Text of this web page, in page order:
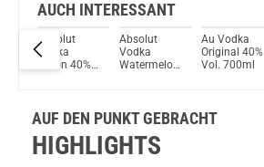
AUCH INTERESSANT
Absolut
Vodka
Citron 40%
Absolut
Vodka
Watermelon
Au Vodka
Original 40%
Vol. 700ml
AUF DEN PUNKT GEBRACHT
HIGHLIGHTS